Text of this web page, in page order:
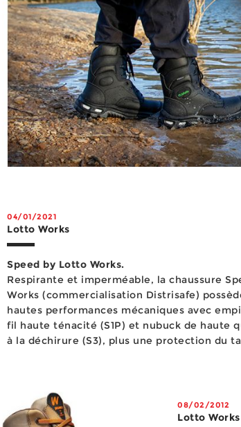
04/01/2021
Lotto Works
Speed by Lotto Works.
Respirante et imperméable, la chaussure
Works (commercialisation Distrisafe)
hautes performances mécaniques avec
fil haute ténacité (S1P) et nubuck de haute
à la déchirure (S3), plus une protection du
08/02/2012
Lotto Works